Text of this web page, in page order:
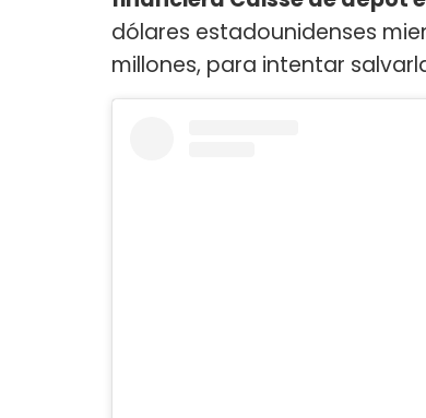
dólares estadounidenses
millones, para intentar